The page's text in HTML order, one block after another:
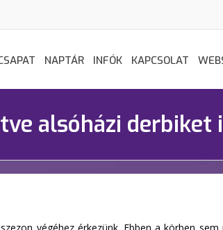
NAPTÁR INFÓK KAPCSOLAT
alsóházi derbiket